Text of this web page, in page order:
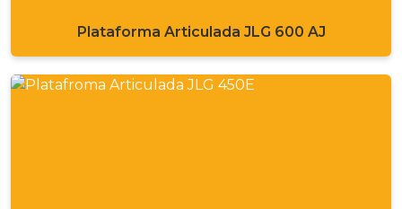
Plataforma Articulada JLG 600 AJ